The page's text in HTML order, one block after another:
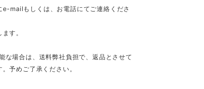
mailもしくは、お電話にてご連絡くださ
す。
な場合は、送料弊社負担で、返品とさせて
予めご了承ください。